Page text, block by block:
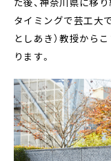
タイミングで芸工大
としあき）教授から
ります。